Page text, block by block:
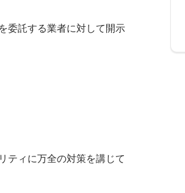
委託する業者に対して開示
ティに万全の対策を講じて